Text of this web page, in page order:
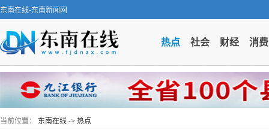
东南在线-东南新闻网
热点 社会 财经 消费
当前位置： 东南在线 -> 热点